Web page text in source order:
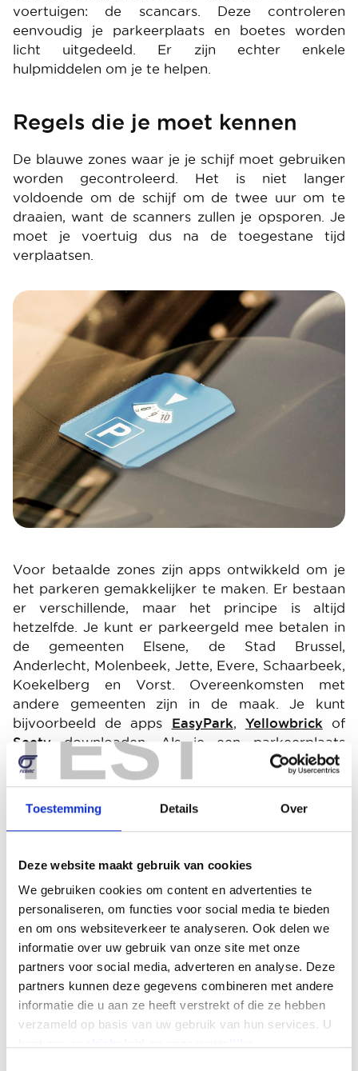
TEST
Toestemming Details Over
Deze website maakt gebruik van cookies
We gebruiken cookies om content en advertenties te
personaliseren, om functies voor social media te bieden
en om ons websiteverkeer te analyseren. Ook delen we
informatie over uw gebruik van onze site met onze
partners voor social media, adverteren en analyse. Deze
partners kunnen deze gegevens combineren met andere
informatie die u aan ze heeft verstrekt of die ze hebben
verzameld op basis van uw gebruik van hun services. U
voertuigen: de scancars. Deze controleren
eenvoudig je parkeerplaats en boetes worden
licht uitgedeeld. Er zijn echter enkele
hulpmiddelen om je te helpen.
Regels die je moet kennen
De blauwe zones waar je je schijf moet gebruiken
worden gecontroleerd. Het is niet langer
voldoende om de schijf om de twee uur om te
draaien, want de scanners zullen je opsporen. Je
moet je voertuig dus na de toegestane tijd
verplaatsen.
Image
Voor betaalde zones zijn apps ontwikkeld om je
het parkeren gemakkelijker te maken. Er bestaan
er verschillende, maar het principe is altijd
hetzelfde. Je kunt er parkeergeld mee betalen in
de gemeenten Elsene, de Stad Brussel,
Anderlecht, Molenbeek, Jette, Evere, Schaarbeek,
Koekelberg en Vorst. Overeenkomsten met
andere gemeenten zijn in de maak. Je kunt
bijvoorbeeld de apps EasyPark, Yellowbrick of
Seety downloaden. Als je een parkeerplaats
gevonden hebt, log je in, lokaliseer je en volg je de
betalingsinstructies. Het aftellen gebeurt
verlaat. Merk op dat je met deze apps niet kunt
professionele account aanmaken vereenvoudigt
ook het beheer van je uitgaven, want je ontvangt
een factuur per e-mail.
Image